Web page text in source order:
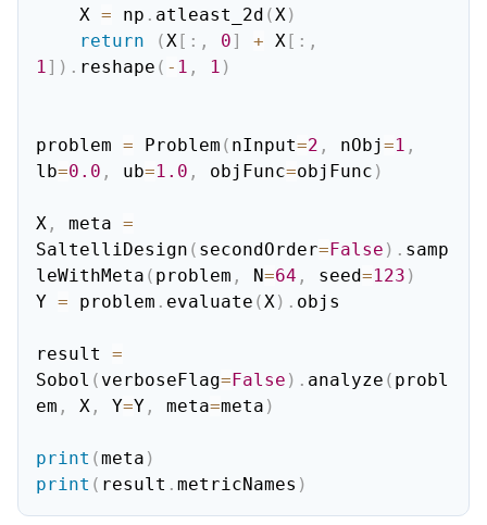
    X
= np . atleast_2d (X)
return
(X[ : , 0] + X[ : ,
1] ) . reshape ( - 1 , 1 )
problem = Problem ( nInput=2 , nObj=1 ,
lb=0.0 , ub=1.0 , objFunc=objFunc )
X , meta =
SaltelliDesign ( secondOrder=False ) . samp
leWithMeta ( problem , N=64 , seed=123 )
Y = problem . evaluate (X) . objs
result =
Sobol ( verboseFlag=False ) . analyze ( probl
em , X , Y=Y , meta=meta )
print (meta )
print ( result . metricNames )